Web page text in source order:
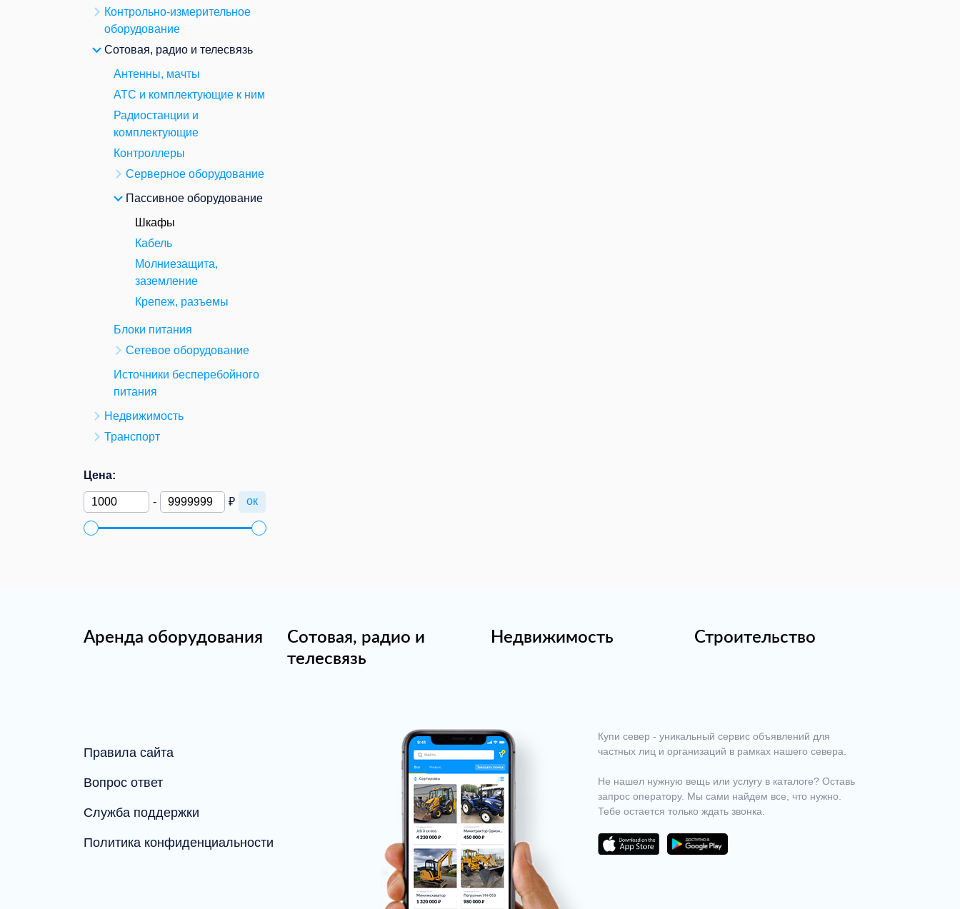
Контрольно-измерительное
оборудование
Сотовая, радио и телесвязь
Антенны, мачты
АТС и комплектующие к ним
Радиостанции и
комплектующие
Контроллеры
Серверное оборудование
Пассивное оборудование
Шкафы
Кабель
Молниезащита,
заземление
Крепеж, разъемы
Блоки питания
Сетевое оборудование
Источники бесперебойного
питания
Недвижимость
Транспорт
Цена:
- ₽ ок
Аренда оборудования
Сотовая, радио и
телесвязь
Недвижимость Строительство
Правила сайта
Вопрос ответ
Служба поддержки
Политика конфиденциальности
Купи север - уникальный сервис объявлений для
частных лиц и организаций в рамках нашего севера.
Не нашел нужную вещь или услугу в каталоге? Оставь
запрос оператору. Мы сами найдем все, что нужно.
Тебе остается только ждать звонка.